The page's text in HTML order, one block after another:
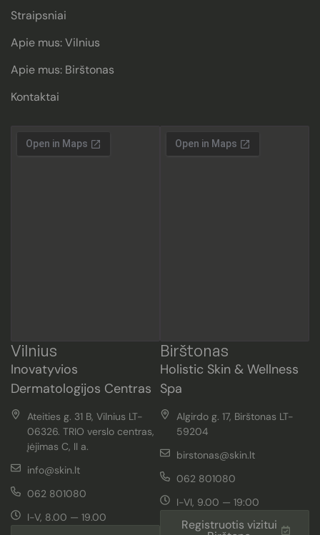
Straipsniai
Apie mus: Vilnius
Apie mus: Birštonas
Kontaktai
Vilnius
Inovatyvios
Dermatologijos Centras
Ateities g. 31 B, Vilnius LT-
06326. TRIO verslo centras,
įėjimas C, II a.
info@skin.lt
062 801080
I-V, 8.00 — 19.00
Birštonas
Holistic Skin & Wellness
Spa
Algirdo g. 17, Birštonas LT-
59204
birstonas@skin.lt
062 801080
I-VI, 9.00 — 19:00
Registruotis vizitui